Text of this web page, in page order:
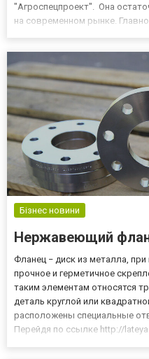
"Агроспецпроект". Она
на современном рынке.
подробно изучи...
Бізнес новини
Нержавеющий
Фланец − диск из металла,
прочное и герметичное
таким элементам относятся
деталь круглой или
расположены специальные
Перейдя по ссылке http://